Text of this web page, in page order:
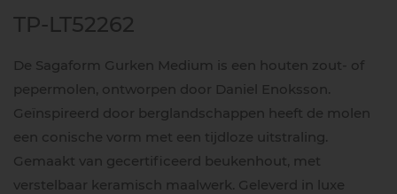
TP-LT52262
De Sagaform Gurken Medium is een houten zout- of
pepermolen, ontworpen door Daniel Enoksson.
Geïnspireerd door berglandschappen heeft de molen
een conische vorm met een tijdloze uitstraling.
Gemaakt van gecertificeerd beukenhout, met
verstelbaar keramisch maalwerk. Geleverd in luxe